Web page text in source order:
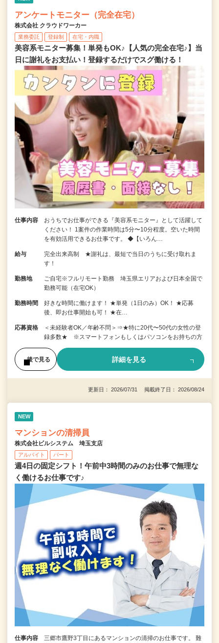
アンケートモニター（完全在宅）
株式会社 クラウドワーカー
業務委託 登録制 在宅・内職
美容系モニター募集！単発もOK♪【人気の完全在宅♪】当
日に謝礼をお支払い！登録するだけでスグ働ける！
仕事内容
おうちでお仕事ができる『美容系モニター』として活躍して
ください！ 1案件の作業時間は5分〜10分程度。空いた時間
を有効活用できるお仕事です。 ◆【いろん…
給与
完全出来高制 ★謝礼は、最短で当日のうちに受け取れま
す！
勤務地
ご自宅※フルリモート勤務 埼玉県エリアおよび日本全国で
勤務可能（在宅OK）
勤務時間
好きな時間に働けます！ ★単発（1日のみ）OK！ ★応募
後、即お仕事開始も可！ ★在…
応募資格
＜未経験者OK／年齢不問＞⇒★特に20代〜50代の女性の登
録多数★ ※スマートフォンもしくはパソコンをお持ちの方
後で見る 詳細を見る
更新日： 2026/07/31 掲載終了日： 2026/08/24
NEW
マンションの清掃員
株式会社ビルシステム 埼玉支店
アルバイト パート
週4日の固定シフト！午前中3時間のみのお仕事で無理な
く働けるお仕事です♪
仕事内容
三郷市鷹野3丁目にあるマンションの清掃のお仕事です。 難